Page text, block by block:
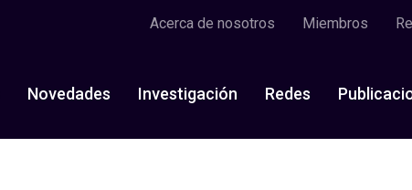
Acerca de nosotros Miembros
Novedades Investigación Redes